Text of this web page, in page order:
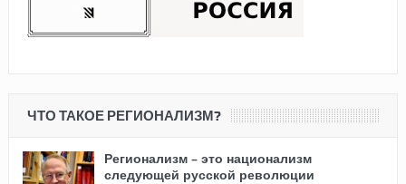
ЧТО ТАКОЕ РЕГИОНАЛИЗМ?
Регионализм – это национализм
следующей русской революции